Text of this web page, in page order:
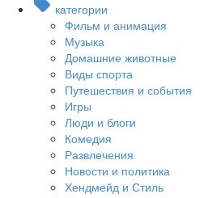
категории
Фильм и анимация
Музыка
Домашние животные
Виды спорта
Путешествия и события
Игры
Люди и блоги
Комедия
Развлечения
Новости и политика
Хендмейд и Стиль